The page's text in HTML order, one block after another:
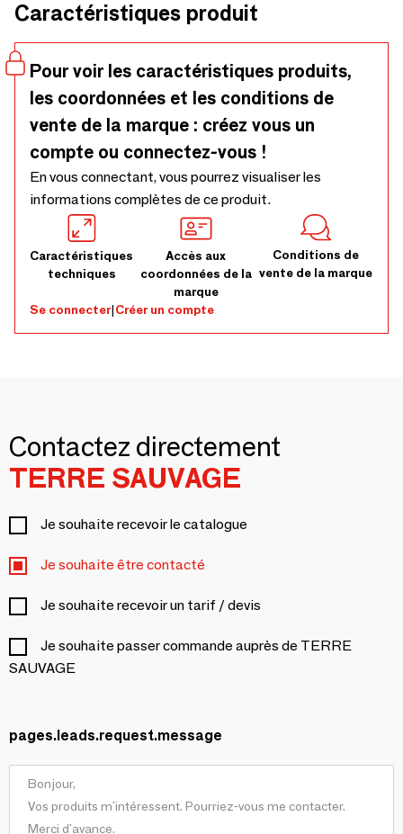
Caractéristiques produit
Pour voir les caractéristiques produits,
les coordonnées et les conditions de
vente de la marque : créez vous un
compte ou connectez-vous !
En vous connectant, vous pourrez visualiser les
informations complètes de ce produit.
Caractéristiques
techniques
Accès aux
coordonnées de la
marque
Conditions de
vente de la marque
Se connecter|Créer un compte
Contactez directement
TERRE SAUVAGE
Je souhaite recevoir le catalogue
Je souhaite être contacté
Je souhaite recevoir un tarif / devis
Je souhaite passer commande auprès de TERRE
SAUVAGE
pages.leads.request.message